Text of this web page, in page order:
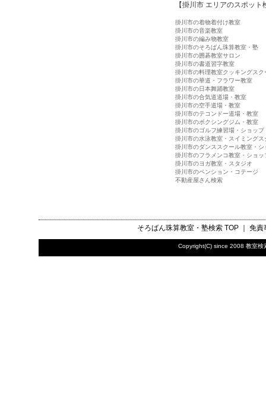
【掛川市 エリアのスポット
掛川市の着物着付け教室
掛川市の音楽教室
掛川市の編み物教室
掛川市のそろばん珠算教室・塾
掛川市の囲碁教室サロン
掛川市の書道習字教室
掛川市の料理教室クッキングスク
掛川市の華道・フラワー教室
掛川市の日本舞踊教室
掛川市の合気道道場・教室
掛川市の空手道場・教室
掛川市のテコンドー道場・教室
掛川市のボクシングジム・教室
掛川市のゴルフ練習場・ショップ
掛川市の水泳教室・スイミングス
掛川市のダンススクール教室・シ
掛川市のフラメンコ教室・ショッ
掛川市のヨガ教室・スタジオ
掛川市のペンション・コテージ
不動産屋さん検索
そろばん珠算教室・塾検索TOP ｜ 免責
Copyright(C) since 2008 教室検